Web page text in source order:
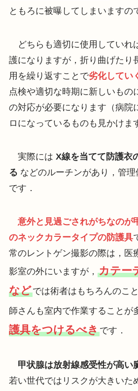
ともろに被曝してしまいますの
どちらも適切に使用していれ
護になりますが，折り曲げたり
用を繰り返すことで劣化してい
点検や適切な時期に新しいもの
の対応が必要になります（病院
ロになっているものも見かけま
実際には X線を当てて防護衣
る などのルーチンがあり，管
です．
意外と見過ごされがちなのが
のネックカラータイプの防護具
常のレントゲン撮影の際は，医
影室の外にいますが， カテー
などでは術者はもちろんのこ
師さんも室内で作業することが
護具をつけるべきです．
甲状腺は放射線感受性が高い
若い世代ではリスクが大きいた